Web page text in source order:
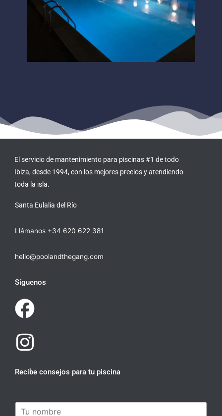
El servicio de mantenimiento para piscinas #1 de todo
Ibiza, desde 1994, con los mejores precios y atendiendo
toda la isla.
Santa Eulalia del Río
Llámanos +34 620 622 381
hello@poolandthegang.com
Síguenos
Recibe consejos para tu piscina